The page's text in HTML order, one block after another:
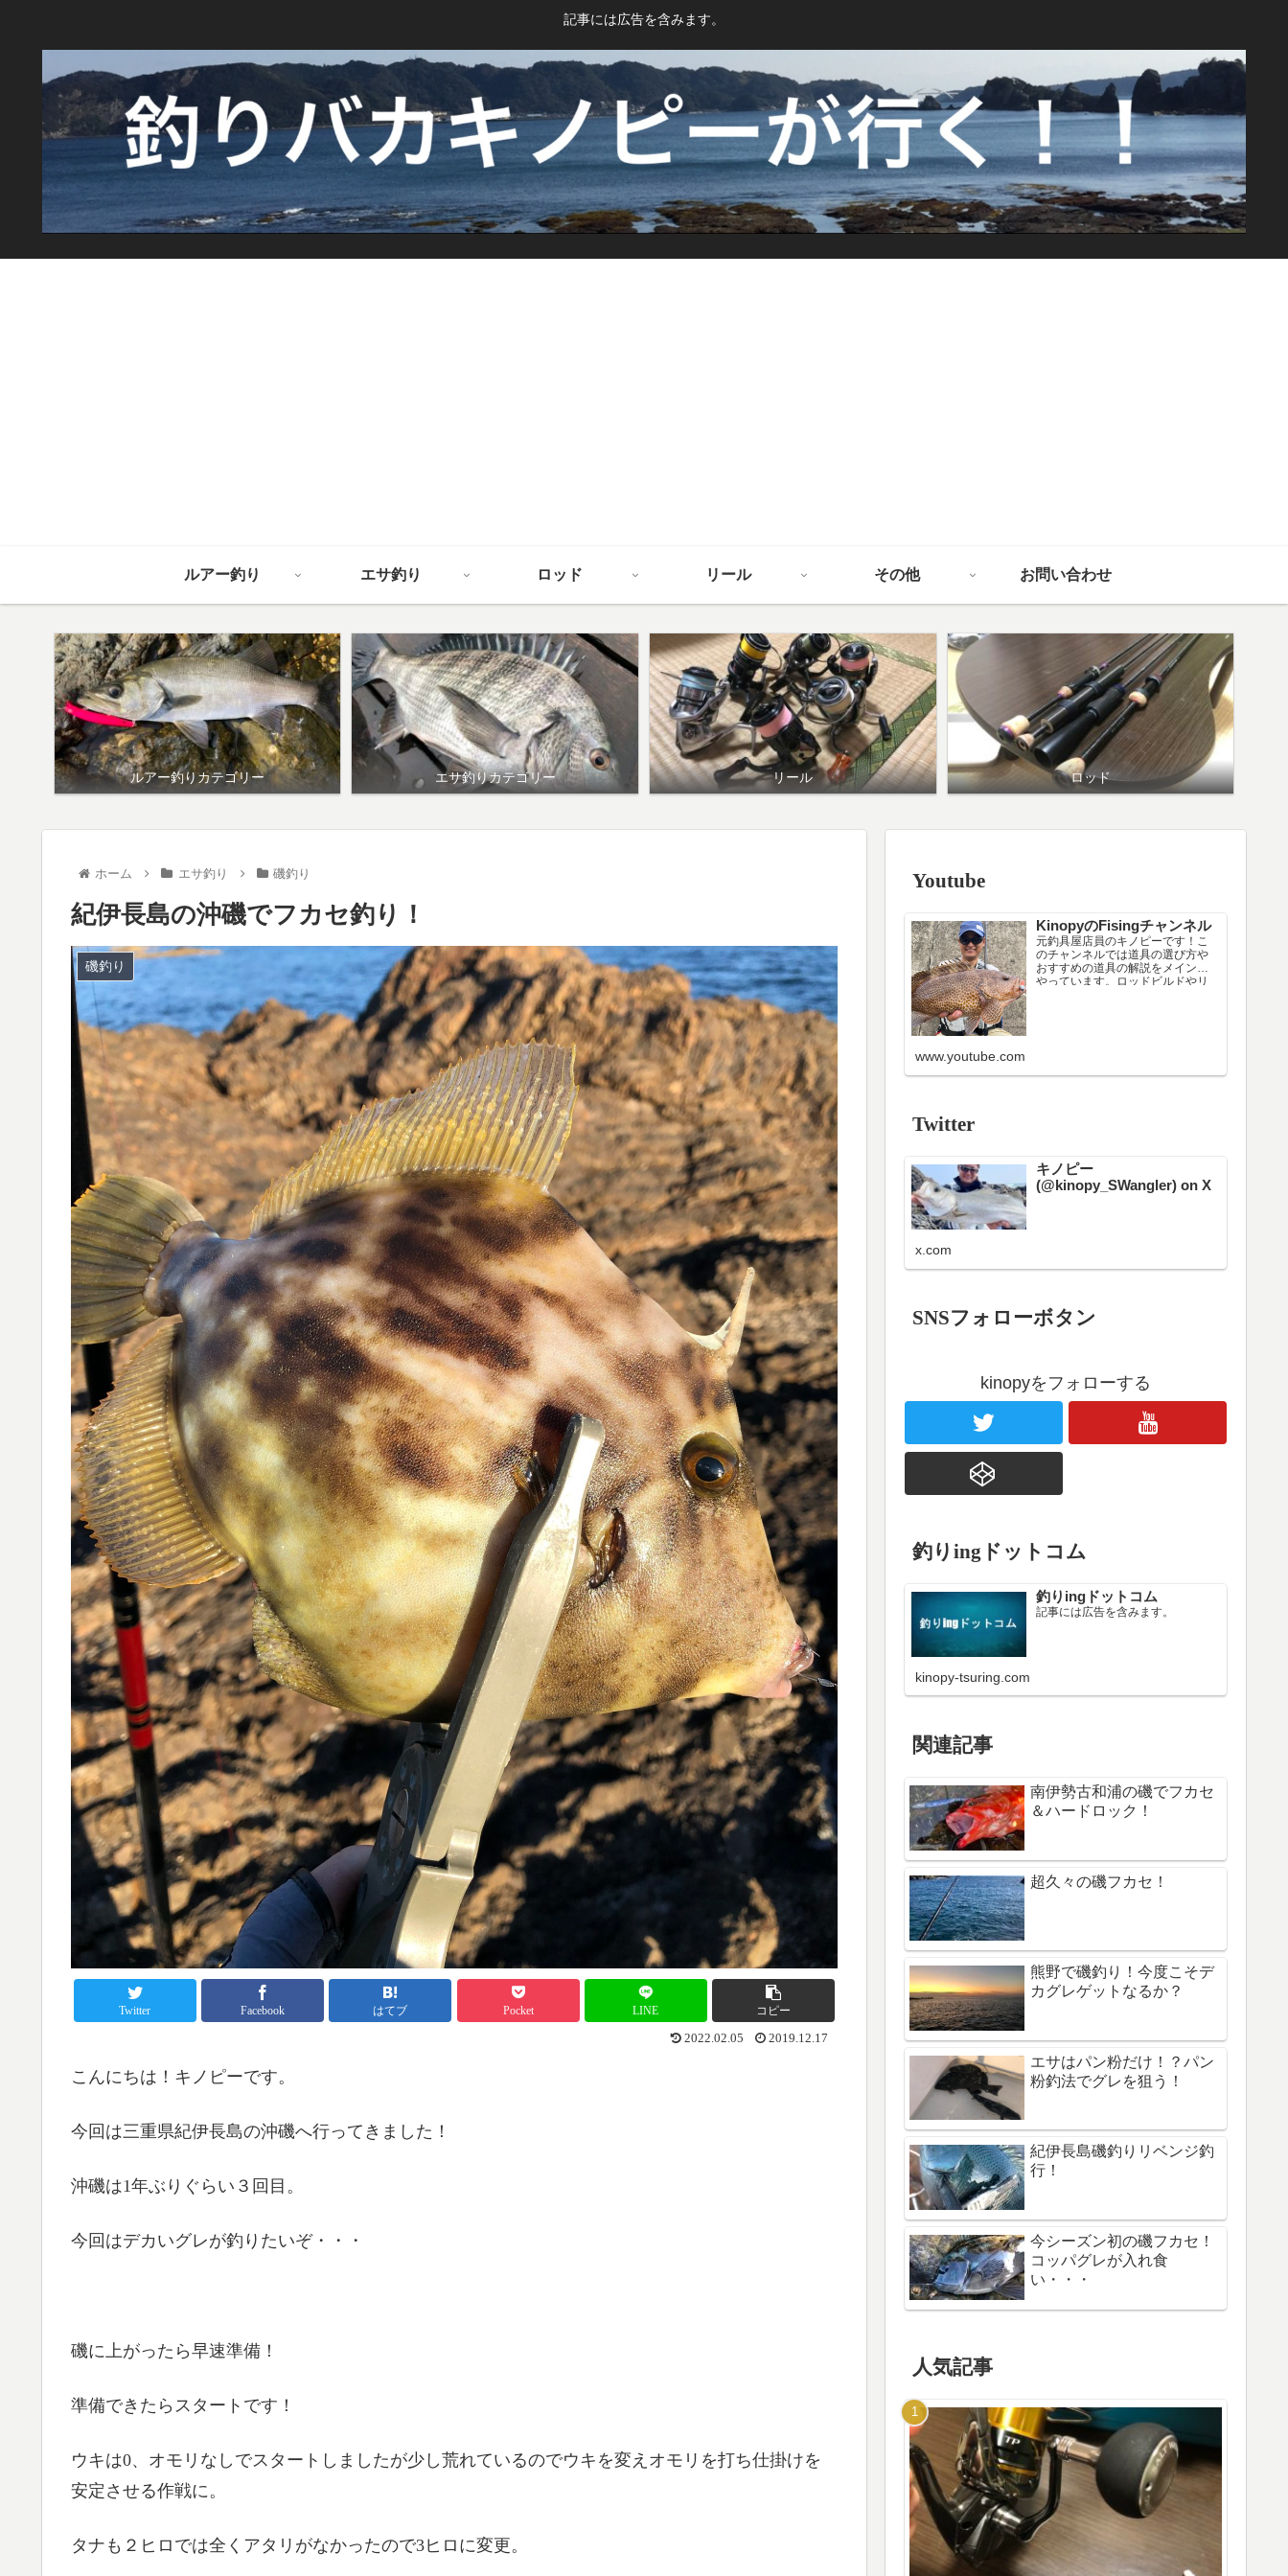
記事には広告を含みます。
ルアー釣り エサ釣り ロッド リール その他 お問い合わせ
ルアー釣りカテゴリー エサ釣りカテゴリー リール ロッド
ホーム エサ釣り 磯釣り
紀伊長島の沖磯でフカセ釣り！
磯釣り
Twitter Facebook はてブ Pocket LINE コピー
2022.02.05 2019.12.17
こんにちは！キノピーです。
今回は三重県紀伊長島の沖磯へ行ってきました！
沖磯は1年ぶりぐらい３回目。
今回はデカいグレが釣りたいぞ・・・
磯に上がったら早速準備！
準備できたらスタートです！
ウキは0、オモリなしでスタートしましたが少し荒れているのでウキを変えオモリを打ち仕掛けを
安定させる作戦に。
タナも２ヒロでは全くアタリがなかったので3ヒロに変更。
Youtube
KinopyのFisingチャンネル
元釣具屋店員のキノピーです！こ
のチャンネルでは道具の選び方や
おすすめの道具の解説をメインで
やっています。ロッドビルドやリ
色々考えた結果、日中の漁港・堤
www.youtube.com
Twitter
キノピー
(@kinopy_SWangler) on X
x.com
SNSフォローボタン
kinopyをフォローする
釣りingドットコム
釣りingドットコム
記事には広告を含みます。
kinopy-tsuring.com
関連記事
南伊勢古和浦の磯でフカセ
＆ハードロック！
超久々の磯フカセ！
熊野で磯釣り！今度こそデ
カグレゲットなるか？
エサはパン粉だけ！？パン
粉釣法でグレを狙う！
紀伊長島磯釣りリベンジ釣
行！
今シーズン初の磯フカセ！
コッパグレが入れ食
い・・・
人気記事